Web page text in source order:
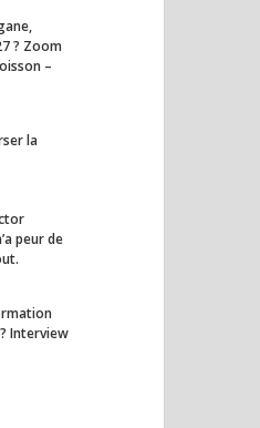
? Zoom
–
la
peur de
Interview